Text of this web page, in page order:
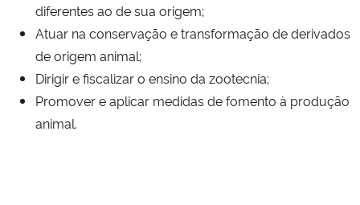
diferentes ao de sua origem;
Atuar na conservação e transformação de derivados
de origem animal;
Dirigir e fiscalizar o ensino da zootecnia;
Promover e aplicar medidas de fomento à produção
animal.